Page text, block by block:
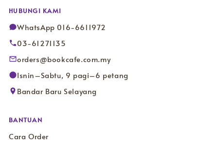
HUBUNGI KAMI
WhatsApp 016-6611972
03-61271135
orders@bookcafe.com.my
Isnin–Sabtu, 9 pagi–6 petang
Bandar Baru Selayang
BANTUAN
Cara Order